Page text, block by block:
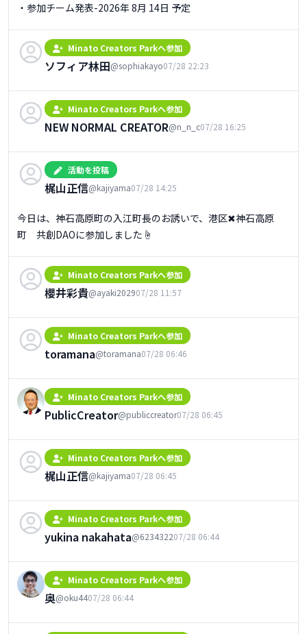
・参加チーム発表-2026年 8月 14日 予定
Minato Creators Parkへ参加
ソフィア林田@sophiakayo07/28 22:23
Minato Creators Parkへ参加
NEW NORMAL CREATOR@n_n_c07/28 16:25
活動を投稿
梶山正信@kajiyama07/28 14:25
今日は、神石高原町の入江町長のお誘いで、港区✖神石高原
町　共創DAOに参加しました☝️
Minato Creators Parkへ参加
櫻井彩貴@ayaki202907/28 11:57
Minato Creators Parkへ参加
toramana@toramana07/28 06:46
Minato Creators Parkへ参加
PublicCreator@publiccreator07/28 06:45
Minato Creators Parkへ参加
梶山正信@kajiyama07/28 06:45
Minato Creators Parkへ参加
yukina nakahata@623432207/28 06:44
Minato Creators Parkへ参加
奥@oku4407/28 06:44